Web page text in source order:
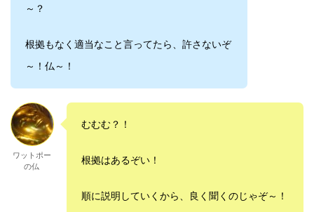
～？
根拠もなく適当なこと言ってたら、許さないぞ
～！仏～！
ワットポー
の仏
むむむ？！
根拠はあるぞい！
順に説明していくから、良く聞くのじゃぞ～！